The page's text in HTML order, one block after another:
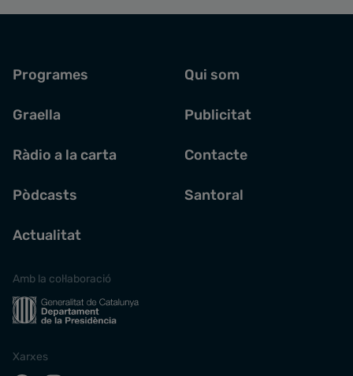
Programes
Graella
Ràdio a la carta
Pòdcasts
Actualitat
Qui som
Publicitat
Contacte
Santoral
Amb la col·laboració
Xarxes